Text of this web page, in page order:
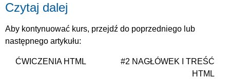
Czytaj dalej
Aby kontynuować kurs, przejdź do poprzedniego lub
następnego artykułu:
ĆWICZENIA HTML
#2 NAGŁÓWEK I TREŚĆ
HTML